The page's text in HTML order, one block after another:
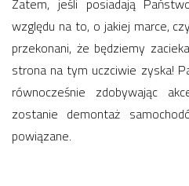
względu na to, o jakiej marce,
przekonani, że będziemy
strona na tym uczciwie zyska!
równocześnie zdobywając
zostanie demontaż
powiązane.